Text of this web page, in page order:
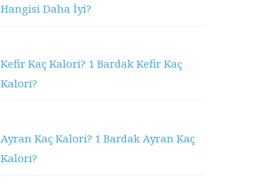
Hangisi Daha İyi?
Kefir Kaç Kalori? 1 Bardak Kefir Kaç
Kalori?
Ayran Kaç Kalori? 1 Bardak Ayran Kaç
Kalori?